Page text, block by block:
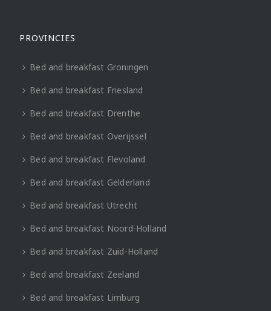
PROVINCIES
Bed and breakfast Groningen
Bed and breakfast Friesland
Bed and breakfast Drenthe
Bed and breakfast Overijssel
Bed and breakfast Flevoland
Bed and breakfast Gelderland
Bed and breakfast Utrecht
Bed and breakfast Noord-Holland
Bed and breakfast Zuid-Holland
Bed and breakfast Zeeland
Bed and breakfast Limburg